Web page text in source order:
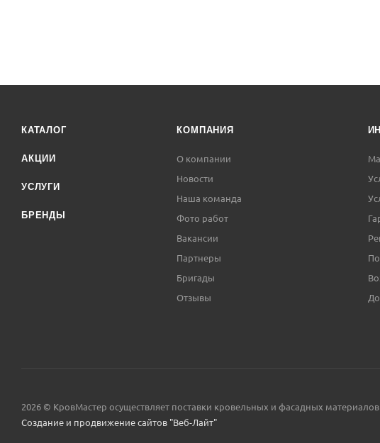
Позвоните нашему менеджеру, получите консультацию, он
КАТАЛОГ
АКЦИИ
УСЛУГИ
БРЕНДЫ
КОМПАНИЯ
О компании
Новости
Наша команда
Фото работ
Вакансии
Партнеры
Бригады
Отзывы
2026 © КровМастер осуществляет поставки кровельных и фасадных материалов
Создание и продвижение сайтов "Веб-Лайт"